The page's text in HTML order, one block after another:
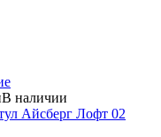
В наличии